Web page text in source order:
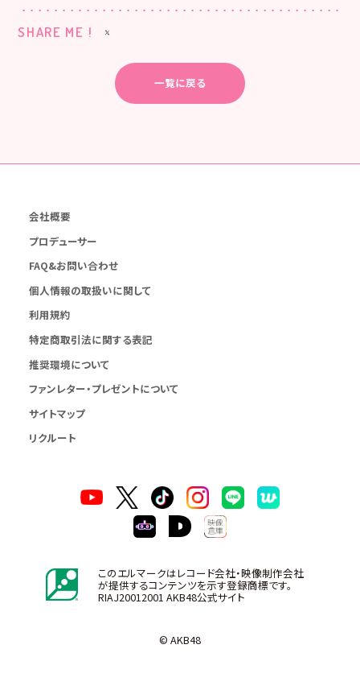
SHARE ME !
一覧に戻る
会社概要
プロデューサー
FAQ&お問い合わせ
個人情報の取扱いに関して
利用規約
特定商取引法に関する表記
推奨環境について
ファンレター・プレゼントについて
サイトマップ
リクルート
このエルマークはレコード会社・映像制作会社
が提供するコンテンツを示す登録商標です。
RIAJ20012001 AKB48公式サイト
© AKB48